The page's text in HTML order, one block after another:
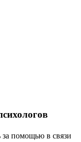
помощью в связи